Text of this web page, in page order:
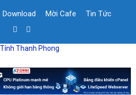
Download Mời Cafe Tin Tức